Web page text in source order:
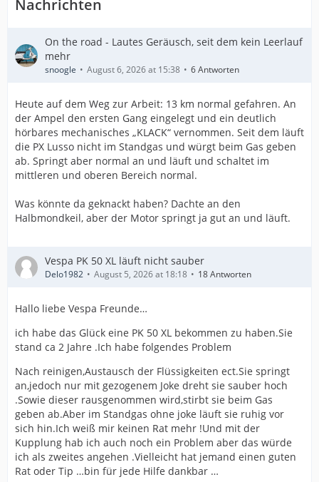
Nachrichten
On the road - Lautes Geräusch, seit dem kein Leerlauf
mehr
snoogle August 6, 2026 at 15:38 6 Antworten
Heute auf dem Weg zur Arbeit: 13 km normal gefahren. An
der Ampel den ersten Gang eingelegt und ein deutlich
hörbares mechanisches „KLACK“ vernommen. Seit dem läuft
die PX Lusso nicht im Standgas und würgt beim Gas geben
ab. Springt aber normal an und läuft und schaltet im
mittleren und oberen Bereich normal.
Was könnte da geknackt haben? Dachte an den
Halbmondkeil, aber der Motor springt ja gut an und läuft.
Vespa PK 50 XL läuft nicht sauber
Delo1982 August 5, 2026 at 18:18 18 Antworten
Hallo liebe Vespa Freunde…
ich habe das Glück eine PK 50 XL bekommen zu haben.Sie
stand ca 2 Jahre .Ich habe folgendes Problem
Nach reinigen,Austausch der Flüssigkeiten ect.Sie springt
an,jedoch nur mit gezogenem Joke dreht sie sauber hoch
.Sowie dieser rausgenommen wird,stirbt sie beim Gas
geben ab.Aber im Standgas ohne joke läuft sie ruhig vor
sich hin.Ich weiß mir keinen Rat mehr !Und mit der
Kupplung hab ich auch noch ein Problem aber das würde
ich als zweites angehen .Vielleicht hat jemand einen guten
Rat oder Tip …bin für jede Hilfe dankbar …